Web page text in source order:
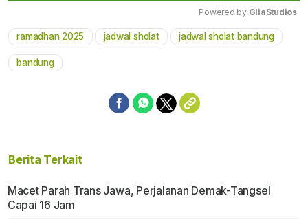
Mute
Powered by GliaStudios
ramadhan 2025 jadwal sholat jadwal sholat bandung
bandung
Berita Terkait
Macet Parah Trans Jawa, Perjalanan Demak-Tangsel
Capai 16 Jam